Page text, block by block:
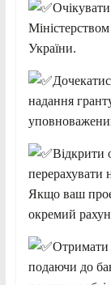
України.
надання
Відкрити
перерахувати
Якщо ваш
окремий
Отримати
подаючи до